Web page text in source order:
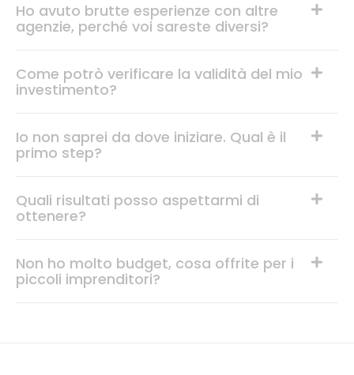
Ho avuto brutte esperienze con altre
agenzie, perché voi sareste diversi?
Come potrò verificare la validità del mio
investimento?
Io non saprei da dove iniziare. Qual è il
primo step?
Quali risultati posso aspettarmi di
ottenere?
Non ho molto budget, cosa offrite per i
piccoli imprenditori?